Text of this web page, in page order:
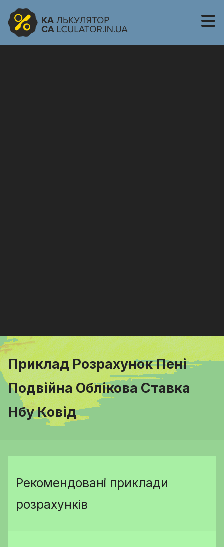
Приклад Розрахунок Пені
Подвійна Облікова Ставка
Нбу Ковід
Рекомендовані приклади
розрахунків